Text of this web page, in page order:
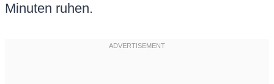
Minuten ruhen.